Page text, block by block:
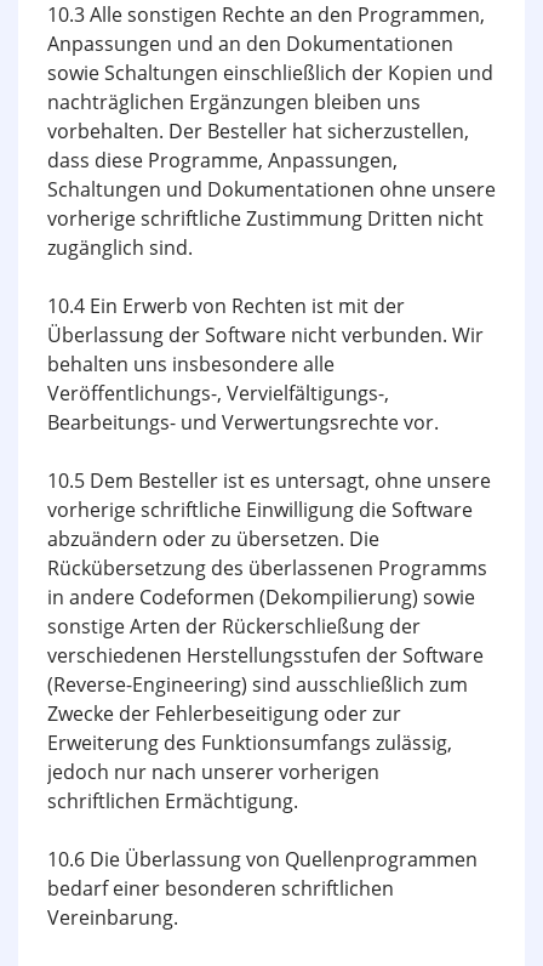
10.3 Alle sonstigen Rechte an den Programmen,
Anpassungen und an den Dokumentationen
sowie Schaltungen einschließlich der Kopien und
nachträglichen Ergänzungen bleiben uns
vorbehalten. Der Besteller hat sicherzustellen,
dass diese Programme, Anpassungen,
Schaltungen und Dokumentationen ohne unsere
vorherige schriftliche Zustimmung Dritten nicht
zugänglich sind.
10.4 Ein Erwerb von Rechten ist mit der
Überlassung der Software nicht verbunden. Wir
behalten uns insbesondere alle
Veröffentlichungs-, Vervielfältigungs-,
Bearbeitungs- und Verwertungsrechte vor.
10.5 Dem Besteller ist es untersagt, ohne unsere
vorherige schriftliche Einwilligung die Software
abzuändern oder zu übersetzen. Die
Rückübersetzung des überlassenen Programms
in andere Codeformen (Dekompilierung) sowie
sonstige Arten der Rückerschließung der
verschiedenen Herstellungsstufen der Software
(Reverse-Engineering) sind ausschließlich zum
Zwecke der Fehlerbeseitigung oder zur
Erweiterung des Funktionsumfangs zulässig,
jedoch nur nach unserer vorherigen
schriftlichen Ermächtigung.
10.6 Die Überlassung von Quellenprogrammen
bedarf einer besonderen schriftlichen
Vereinbarung.